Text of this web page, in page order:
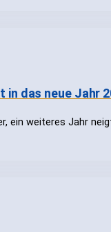
in das neue Jahr
ein weiteres Jahr